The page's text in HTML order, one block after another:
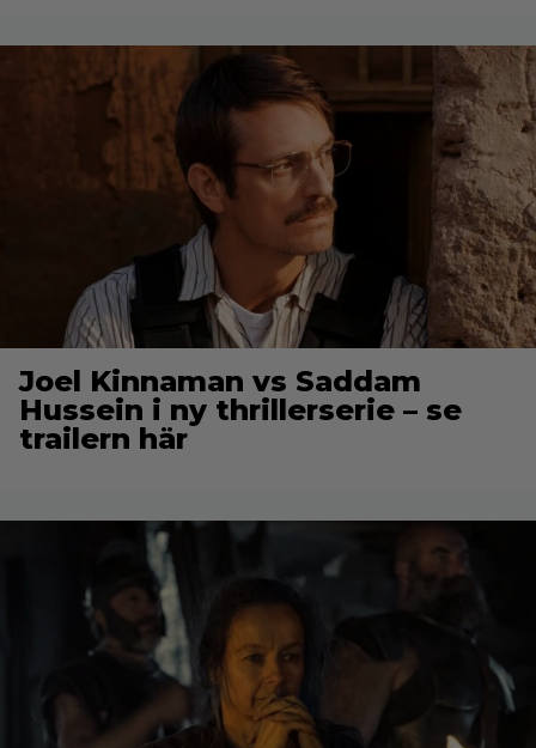
Joel Kinnaman vs Saddam
Hussein i ny thrillerserie – se
trailern här